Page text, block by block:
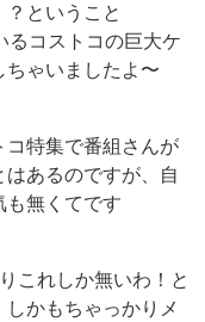
ということ
るコストコの巨大ケ
ちゃいましたよ〜
コ特集で番組さんが
あるのですが、自
も無くてです
これしか無いわ！と
かもちゃっかりメ